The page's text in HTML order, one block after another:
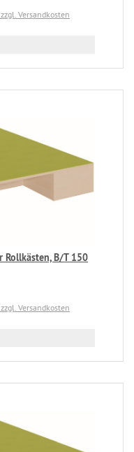
Versandkosten
Rollkästen, B/T 150
Versandkosten